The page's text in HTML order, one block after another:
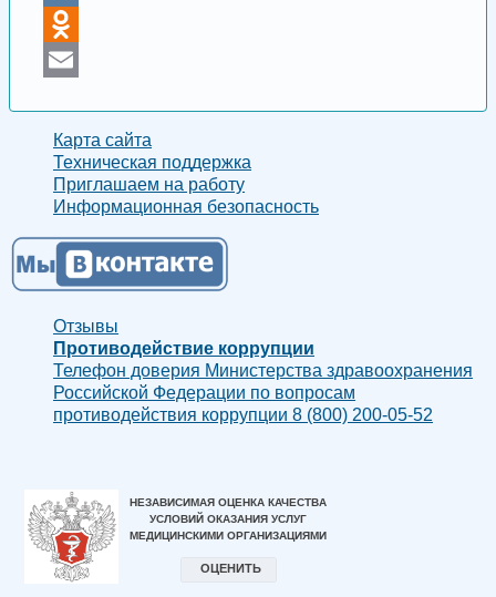
VK
Odnoklassniki
Карта сайта
Техническая поддержка
Приглашаем на работу
Информационная безопасность
Отзывы
Противодействие коррупции
Телефон доверия Министерства здравоохранения
Российской Федерации по вопросам
противодействия коррупции 8 (800) 200-05-52